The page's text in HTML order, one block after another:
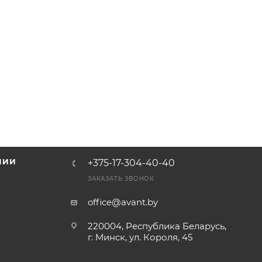
+375-17-304-40-40
ЗАКАЗАТЬ ЗВОНОК
office@avant.by
220004, Республика Беларусь,
г. Минск, ул. Короля, 45